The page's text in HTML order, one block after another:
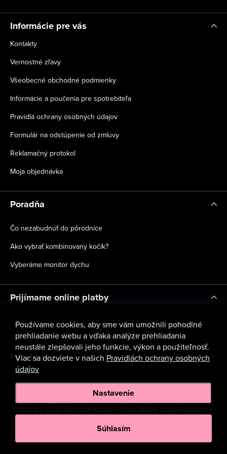
Používame cookies, aby sme vám umožnili pohodlné
prehliadanie webu a vďaka analýze prehliadania
neustále zlepšovali jeho funkcie, výkon a použiteľnosť.
Viac sa dozviete v našich Pravidlách ochrany osobných
údajov
Nastavenie
Súhlasím
e
Informácie pre vás
Kontakty
Vernostné zľavy
Všeobecné obchodné podmienky
Informácie a poučenia pre spotrebiteľa
Pravidlá ochrany osobných údajov
Formulár na odstúpenie od zmluvy
Reklamačný protokol
Moja objednávka
Poradňa
Čo nezabudnúť do pôrodnice
Ako vybrať kombinovaný kočík?
Vyberáme monitor dychu
Prijímame online platby
Facebook